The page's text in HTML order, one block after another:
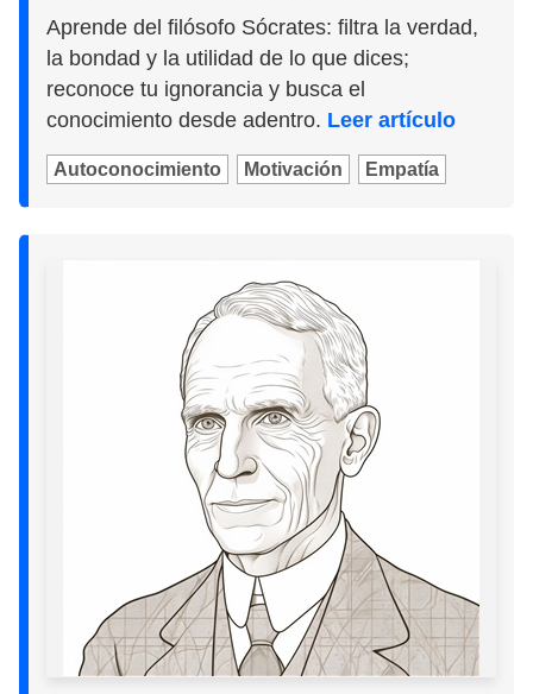
Aprende del filósofo Sócrates: filtra la verdad,
la bondad y la utilidad de lo que dices;
reconoce tu ignorancia y busca el
conocimiento desde adentro. Leer artículo
Autoconocimiento Motivación Empatía